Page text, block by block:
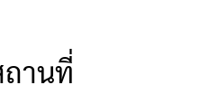
ถานที่